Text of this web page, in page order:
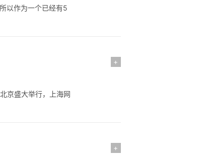
以作为一个已经有5
+
京盛大举行，上海网
+